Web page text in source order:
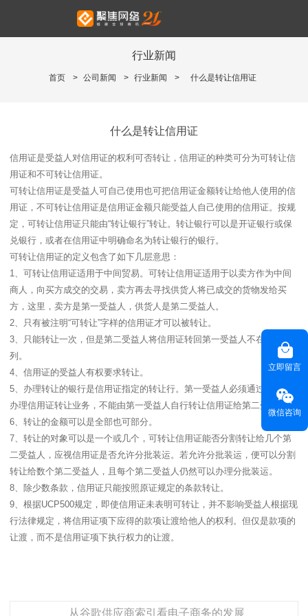
行业新闻
首页 > 公司新闻 > 行业新闻 > 什么是转让信用证
什么是转让信用证
信用证是受益人对信用证的权利可否转让，信用证的种类可分为可转让信
用证和不可转让信用证。
可转让信用证是受益人可自己使用也可把信用证金额转让给他人使用的信
用证，不可转让信用证是信用证金额只能受益人自己使用的信用证。按规
定，可转让信用证只能由“转让银行”转让。转让银行可以是开证银行或保
兑银行，或者在信用证中明确命名为转让银行的银行。
可转让信用证的定义包含了如下几层意思：
1、可转让信用证适用于中间贸易。可转让信用证适用于以卖方作为中间
商人，向买方成交的交易，卖方再去寻找供货人将已成交的货物发给买
方，这里，卖方是第一受益人，供货人是第二受益人。
2、只有被注明“可转让”字样的信用证才可以被转让。
3、只能转让一次，但是第二受益人将信用证转回第一受益人不在禁止之
列。
4、信用证的受益人有权要求转让。
5、办理转让的银行是信用证指定的转让行。第一受益人必须通过转让行
办理信用证转让业务，不能由第一受益人自行转让信用证给第二受益人。
6、转让的金额可以是全部也可部分。
7、转让的对象可以是一个或几个，可转让信用证能否分割转让给几个第
二受益人，应视信用证是否允许分批装运。若允许分批装运，便可以分割
转让给数个第二受益人，且每个第二受益人仍然可以办理分批装运。
8、除少数条款，信用证只能按照原证规定的条款转让。
9、根据UCP500规定，即使信用证未表明可转让，并不影响受益人根据现
行法律规定，将信用证项下应得的款项让渡给他人的权利。但仅是款项的
让渡，而不是信用证项下执行权力的让渡。
从谷歌供应商索引看电子商务的发展
立即留言
微信咨询